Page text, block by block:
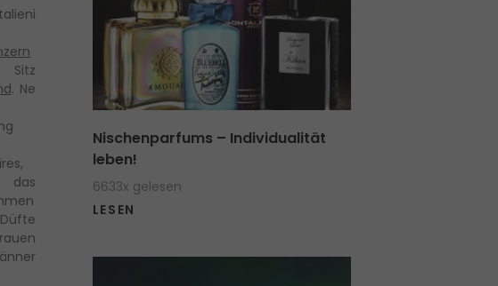
. Ne
Nischenparfums – Individualität
leben!
6633x gelesen
LESEN